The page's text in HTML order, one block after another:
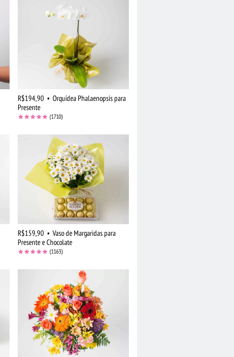
R$194,90 • Orquídea Phalaenopsis para
Presente
(1710)
R$159,90 • Vaso de Margaridas para
Presente e Chocolate
(1163)